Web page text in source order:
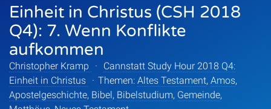
Einheit in Christus (CSH 2018
Q4): 7. Wenn Konflikte
aufkommen
Christopher Kramp ·
Cannstatt Study Hour 2018 Q4:
Einheit in Christus · Themen: Altes Testament, Amos,
Apostelgeschichte, Bibel, Bibelstudium, Gemeinde,
Serien
Sprecher
Themen